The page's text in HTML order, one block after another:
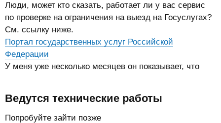
Люди, может кто сказать, работает ли у вас сервис
по проверке на ограничения на выезд на Госуслугах?
См. ссылку ниже.
Портал государственных услуг Российской
Федерации
У меня уже несколько месяцев он показывает, что
Ведутся технические работы​
Попробуйте зайти позже